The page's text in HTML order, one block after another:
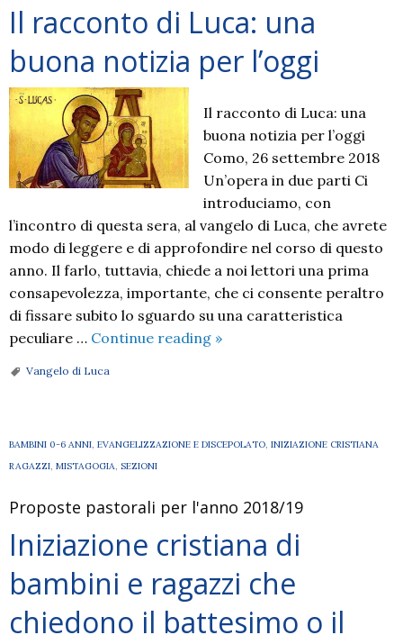
Il racconto di Luca: una
buona notizia per l’oggi
Il racconto di Luca: una
buona notizia per l’oggi
Como, 26 settembre 2018
Un’opera in due parti Ci
introduciamo, con
l’incontro di questa sera, al vangelo di Luca, che avrete
modo di leggere e di approfondire nel corso di questo
anno. Il farlo, tuttavia, chiede a noi lettori una prima
consapevolezza, importante, che ci consente peraltro
di fissare subito lo sguardo su una caratteristica
peculiare … Continue reading Il
buona
l’oggi
»
Vangelo di Luca
BAMBINI 0-6 ANNI, EVANGELIZZAZIONE E DISCEPOLATO, INIZIAZIONE CRISTIANA
RAGAZZI, MISTAGOGIA, SEZIONI
Proposte pastorali per l'anno 2018/19
Iniziazione cristiana di
bambini e ragazzi che
chiedono il battesimo o il